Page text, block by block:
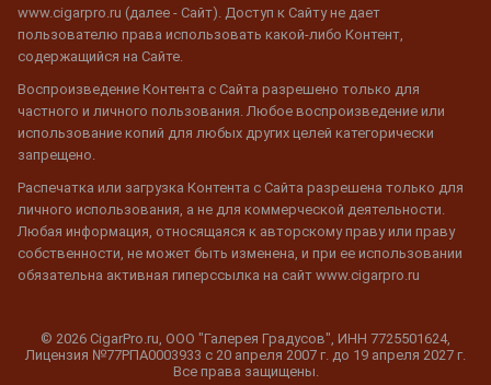
www.cigarpro.ru (далее - Сайт). Доступ к Сайту не дает
пользователю права использовать какой-либо Контент,
содержащийся на Сайте.
Воспроизведение Контента с Сайта разрешено только для
частного и личного пользования. Любое воспроизведение или
использование копий для любых других целей категорически
запрещено.
Распечатка или загрузка Контента с Сайта разрешена только для
личного использования, а не для коммерческой деятельности.
Любая информация, относящаяся к авторскому праву или праву
собственности, не может быть изменена, и при ее использовании
обязательна активная гиперссылка на сайт www.cigarpro.ru
© 2026 CigarPro.ru, ООО "Галерея Градусов", ИНН 7725501624,
Лицензия №77РПА0003933 c 20 апреля 2007 г. до 19 апреля 2027 г.
Все права защищены.